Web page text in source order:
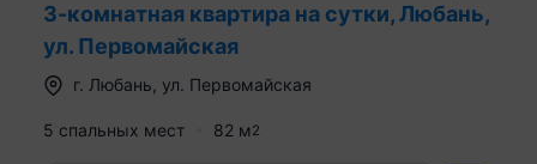
3-комнатная квартира на сутки, Любань,
ул. Первомайская
г. Любань ул. Первомайская
5 спальных мест 82 м2